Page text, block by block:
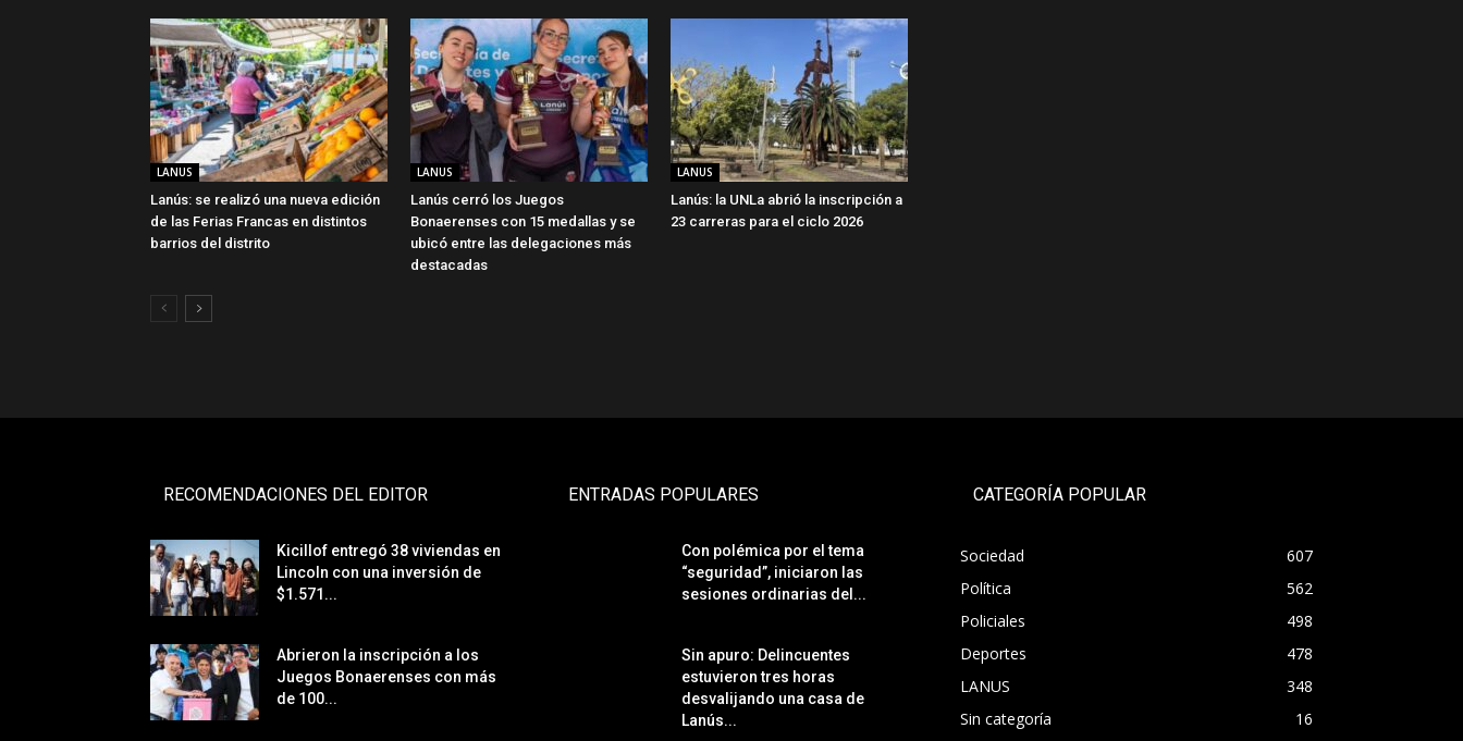
LANUS
Lanús: se realizó una nueva edición
de las Ferias Francas en distintos
barrios del distrito
LANUS
Lanús cerró los Juegos
Bonaerenses con 15 medallas y se
ubicó entre las delegaciones más
destacadas
LANUS
Lanús: la UNLa abrió la inscripción a
23 carreras para el ciclo 2026
RECOMENDACIONES DEL EDITOR
Kicillof entregó 38 viviendas en
Lincoln con una inversión de
$1.571...
Abrieron la inscripción a los
Juegos Bonaerenses con más
de 100...
ENTRADAS POPULARES
Con polémica por el tema
“seguridad”, iniciaron las
sesiones ordinarias del...
Sin apuro: Delincuentes
estuvieron tres horas
desvalijando una casa de
Lanús...
CATEGORÍA POPULAR
Sociedad
607
Política
562
Policiales
498
Deportes
478
LANUS
348
Sin categoría
16